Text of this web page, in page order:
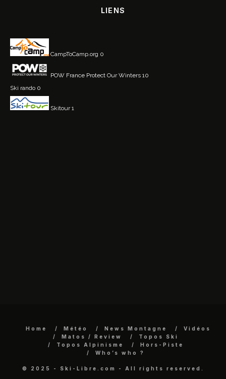
LIENS
CampToCamp.org 0
POW France Protect Our Winters 10
Ski rando 0
Skitour1
Home Météo News Montagne
Vidéos
Matos / Review
Topos Ski
Topos Alpinisme
Hors-Piste
Who’s who ?
© 2025 - Ski-Libre.com - All rights reserved.